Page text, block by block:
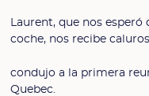
Laurent, que nos esperó
coche, nos recibe
condujo a la primera
Quebec.